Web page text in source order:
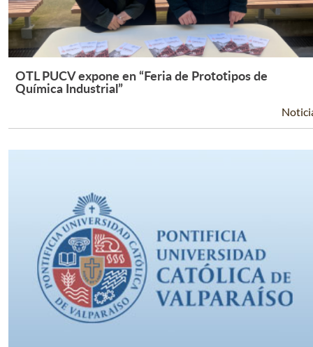
Leer Más +
OTL PUCV expone en “Feria de Prototipos de
Química Industrial”